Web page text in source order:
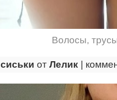
Волосы,
сиськи от Лелик